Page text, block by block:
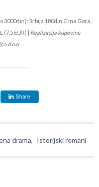
Srbija 180din Crna Gora,
EUR) | Realizacija kupovine
d.o.o
Share
drama, Istorijski romani